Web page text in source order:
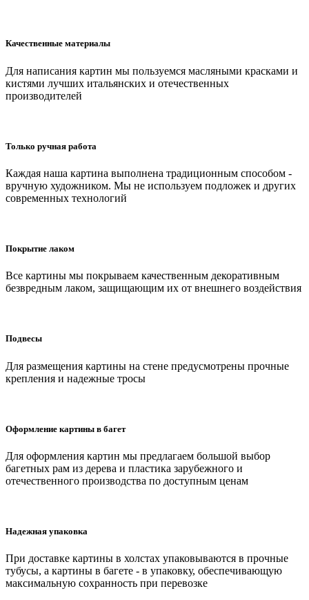
Качественные материалы
Для написания картин мы пользуемся масляными красками и
кистями лучших итальянских и отечественных
производителей
Только ручная работа
Каждая наша картина выполнена традиционным способом -
вручную художником. Мы не используем подложек и других
современных технологий
Покрытие лаком
Все картины мы покрываем качественным декоративным
безвредным лаком, защищающим их от внешнего воздействия
Подвесы
Для размещения картины на стене предусмотрены прочные
крепления и надежные тросы
Оформление картины в багет
Для оформления картин мы предлагаем большой выбор
багетных рам из дерева и пластика зарубежного и
отечественного производства по доступным ценам
Надежная упаковка
При доставке картины в холстах упаковываются в прочные
тубусы, а картины в багете - в упаковку, обеспечивающую
максимальную сохранность при перевозке